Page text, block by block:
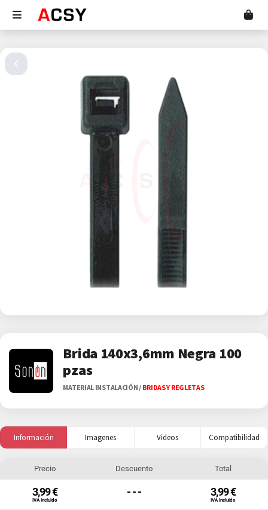
Brida 140x3,6mm Negra 100
pzas
MATERIAL INSTALACIÓN/ BRIDAS Y REGLETAS
Información Imagenes Videos Compatibilidad
Precio
3,99 €
IVA Incluido
Descuento
- - -
Total
3,99 €
IVA Incluido